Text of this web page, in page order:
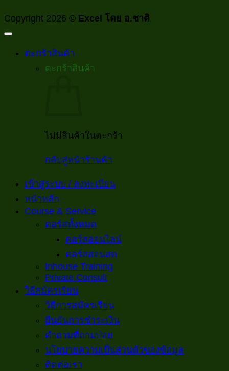
Copyright 2026 © Excel โดย อ.ชาติ
ตะกร้าสินค้า
ตะกร้าสินค้า
ไม่มีสินค้าในตะกร้า
กลับสู่หน้าร้านค้า
เข้าสู่ระบบ / ลงทะเบียน
หน้าหลัก
Course & Service
คอร์สทั้งหมด
คอร์สออนไลน์
คอร์สสอนสด
Inhouse Training
Private Consult
วิธีสมัครเรียน
วิธีการสมัครเรียน
ยืนยันการชำระเงิน
คำถามที่ถามบ่อย
นโยบายความเป็นส่วนตัวของข้อมูล
ติดต่อเรา